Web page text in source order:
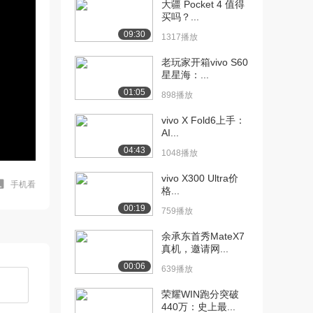
手机看
09:30
大疆 Pocket 4 值得
买吗？...
1317播放
01:05
老玩家开箱vivo S60
星星海：...
898播放
04:43
vivo X Fold6上手：
AI...
1048播放
00:19
vivo X300 Ultra价
格...
759播放
00:06
余承东首秀MateX7
真机，邀请网...
639播放
荣耀WIN跑分突破
440万：史上最...